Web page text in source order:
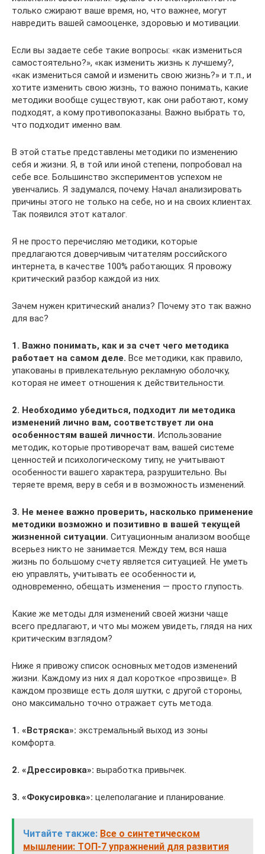
только сжирают ваше время, но, что важнее, могут
навредить вашей самооценке, здоровью и мотивации.
Если вы задаете себе такие вопросы: «как измениться
самостоятельно?», «как изменить жизнь к лучшему?,
«как измениться самой и изменить свою жизнь?» и т.п., и
хотите изменить свою жизнь, то важно понимать, какие
методики вообще существуют, как они работают, кому
подходят, а кому противопоказаны. Важно выбрать то,
что подходит именно вам.
В этой статье представлены методики по изменению
себя и жизни. Я, в той или иной степени, попробовал на
себе все. Большинство экспериментов успехом не
увенчались. Я задумался, почему. Начал анализировать
причины этого не только на себе, но и на своих клиентах.
Так появился этот каталог.
Я не просто перечисляю методики, которые
предлагаются доверчивым читателям российского
интернета, в качестве 100% работающих. Я провожу
критический разбор каждой из них.
Зачем нужен критический анализ? Почему это так важно
для вас?
1. Важно понимать, как и за счет чего методика
работает на самом деле. Все методики, как правило,
упакованы в привлекательную рекламную оболочку,
которая не имеет отношения к действительности.
2. Необходимо убедиться, подходит ли методика
изменений лично вам, соответствует ли она
особенностям вашей личности. Использование
методик, которые противоречат вам, вашей системе
ценностей и психологическому типу, не учитывают
особенности вашего характера, разрушительно. Вы
теряете время, веру в себя и в возможность изменений.
3. Не менее важно проверить, насколько применение
методики возможно и позитивно в вашей текущей
жизненной ситуации. Ситуационным анализом вообще
всерьез никто не занимается. Между тем, вся наша
жизнь по большому счету является ситуацией. Не уметь
ею управлять, учитывать ее особенности и,
одновременно, обещать изменения — просто глупость.
Какие же методы для изменений своей жизни чаще
всего предлагают, и что мы можем увидеть, глядя на них
критическим взглядом?
Ниже я привожу список основных методов изменений
жизни. Каждому из них я дал короткое «прозвище». В
каждом прозвище есть доля шутки, с другой стороны,
оно максимально точно отражает суть метода.
1. «Встряска»: экстремальный выход из зоны
комфорта.
2. «Дрессировка»: выработка привычек.
3. «Фокусировка»: целеполагание и планирование.
Читайте также: Все о синтетическом
мышлении: ТОП-7 упражнений для развития